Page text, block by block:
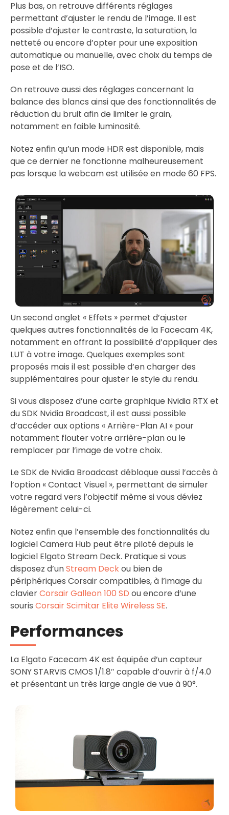
Plus bas, on retrouve différents réglages
permettant d’ajuster le rendu de l’image. Il est
possible d’ajuster le contraste, la saturation, la
netteté ou encore d’opter pour une exposition
automatique ou manuelle, avec choix du temps de
pose et de l’ISO.
On retrouve aussi des réglages concernant la
balance des blancs ainsi que des fonctionnalités de
réduction du bruit afin de limiter le grain,
notamment en faible luminosité.
Notez enfin qu’un mode HDR est disponible, mais
que ce dernier ne fonctionne malheureusement
pas lorsque la webcam est utilisée en mode 60 FPS.
Un second onglet « Effets » permet d’ajuster
quelques autres fonctionnalités de la Facecam 4K,
notamment en offrant la possibilité d’appliquer des
LUT à votre image. Quelques exemples sont
proposés mais il est possible d’en charger des
supplémentaires pour ajuster le style du rendu.
Si vous disposez d’une carte graphique Nvidia RTX et
du SDK Nvidia Broadcast, il est aussi possible
d’accéder aux options « Arrière-Plan AI » pour
notamment flouter votre arrière-plan ou le
remplacer par l’image de votre choix.
Le SDK de Nvidia Broadcast débloque aussi l’accès à
l’option « Contact Visuel », permettant de simuler
votre regard vers l’objectif même si vous déviez
légèrement celui-ci.
Notez enfin que l’ensemble des fonctionnalités du
logiciel Camera Hub peut être piloté depuis le
logiciel Elgato Stream Deck. Pratique si vous
disposez d’unStream Deckou bien de
périphériques Corsair compatibles, à l’image du
clavierCorsair Galleon 100 SD ou encore d’une
souris Corsair Scimitar Elite Wireless SE.
Performances
La Elgato Facecam 4K est équipée d’un capteur
SONY STARVIS CMOS 1/1.8″ capable d’ouvrir à f/4.0
et présentant un très large angle de vue à 90°.